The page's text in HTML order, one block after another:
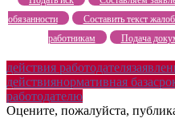
обязанности
Составить текст
работникам
Подача
действия работодателя
действиянормативная база
работодателю
Оцените, пожалуйста,